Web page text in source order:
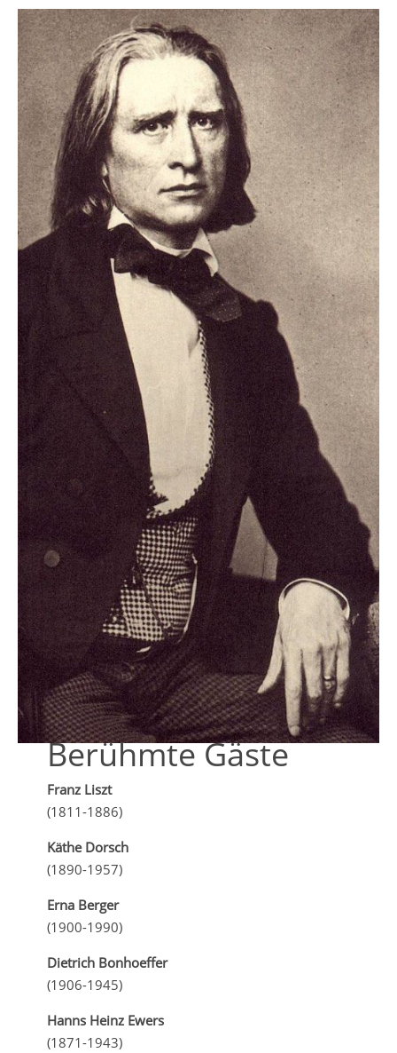
Berühmte Gäste
Franz Liszt
(1811-1886)
Käthe Dorsch
(1890-1957)
Erna Berger
(1900-1990)
Dietrich Bonhoeffer
(1906-1945)
Hanns Heinz Ewers
(1871-1943)